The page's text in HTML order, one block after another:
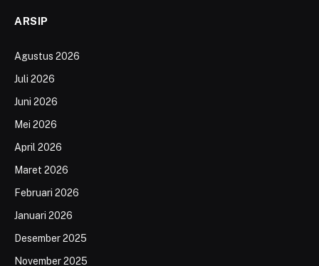
ARSIP
Agustus 2026
Juli 2026
Juni 2026
Mei 2026
April 2026
Maret 2026
Februari 2026
Januari 2026
Desember 2025
November 2025